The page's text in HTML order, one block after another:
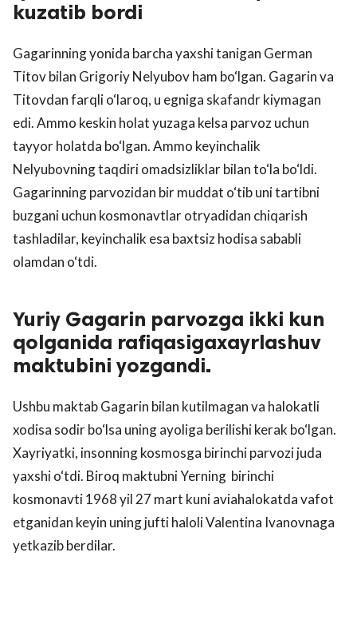
kuzatib bordi
Gagarinning yonida barcha yaxshi tanigan German
Titov bilan Grigoriy Nelyubov ham bo‘lgan. Gagarin va
Titovdan farqli o‘laroq, u egniga skafandr kiymagan
edi. Ammo keskin holat yuzaga kelsa parvoz uchun
tayyor holatda bo‘lgan. Ammo keyinchalik
Nelyubovning taqdiri omadsizliklar bilan to‘la bo‘ldi.
Gagarinning parvozidan bir muddat o‘tib uni tartibni
buzgani uchun kosmonavtlar otryadidan chiqarish
tashladilar, keyinchalik esa baxtsiz hodisa sababli
olamdan o‘tdi.
Yuriy Gagarin parvozga ikki kun
qolganida rafiqasigaxayrlashuv
maktubini yozgandi.
Ushbu maktab Gagarin bilan kutilmagan va halokatli
xodisa sodir bo‘lsa uning ayoliga berilishi kerak bo‘lgan.
Xayriyatki, insonning kosmosga birinchi parvozi juda
yaxshi o‘tdi. Biroq maktubni Yerning birinchi
kosmonavti 1968 yil 27 mart kuni aviahalokatda vafot
etganidan keyin uning jufti haloli Valentina Ivanovnaga
yetkazib berdilar.